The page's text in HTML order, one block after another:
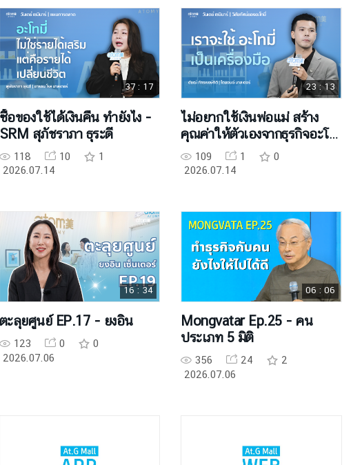
37 : 17
ซื้อของใช้ได้เงินคืน ทำยังไง -
SRM สุภัชราภา ธุระดี
118 10
1
2026.07.14
23 : 13
ไม่อยากใช้เงินพ่อแม่ สร้าง
คุณค่าให้ตัวเองจากธุรกิจอะโท
มี่ - DM ดัชฒ์ ภัทรพงษ์กิติ
109 1
0
2026.07.14
16 : 34
ตะลุยศูนย์ EP.17 - ยงอิน
123 0
0
2026.07.06
06 : 06
Mongvatar Ep.25 - คน
ประเภท 5 มิติ
356 24
2
2026.07.06